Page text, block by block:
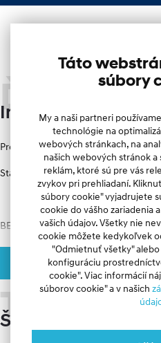
najnižšia cena
Ďalšie
Informácie
Predvádzacie vozidlo.
Stav km: cca 650
BEZPEČNOSŤ
• Antiblokovací systém ABS + BAS •
manažment stability vozidla VSM
Asistent na rozjazd do kopca HAC •
(vypínateľný) • Predné bočné airbagy
vzadu • Bočný stredový airbag medzi
• Systém na automatické udržanie
Systém na nasledovanie jazdného
Pozrite si celý opis
Špecifikácie
Táto
súbory
My a naši partneri
technológie na
webových stránkach, na
našich webových stránok a
reklám, ktoré sú pre vás
zvykov pri prehliadaní.
súbory cookie" vyjadrujete
cookie do vášho zariadenia
vašich údajov. Všetky nie
cookie môžete kedykoľvek
"Odmietnuť všetky"
konfiguráciu
cookie". Viac informácií
súborov cookie" a v našich